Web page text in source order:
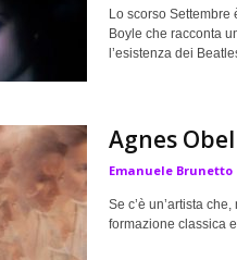
i
a
Lo scorso Settembre
Boyle che racconta
l’esistenza dei
Agnes
Emanuele Brunetto
Se c’è un’artista
formazione classica